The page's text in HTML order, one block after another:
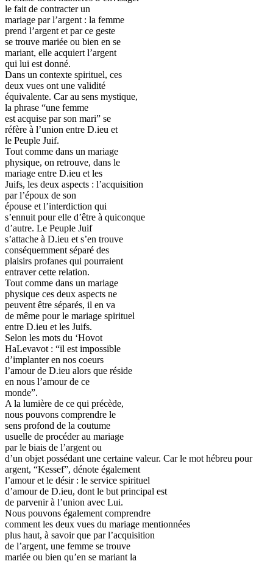
le fait de contracter un
mariage par l’argent : la femme
prend l’argent et par ce geste
se trouve mariée ou bien en se
mariant, elle acquiert l’argent
qui lui est donné.
Dans un contexte spirituel, ces
deux vues ont une validité
équivalente. Car au sens mystique,
la phrase “une femme
est acquise par son mari” se
réfère à l’union entre D.ieu et
le Peuple Juif.
Tout comme dans un mariage
physique, on retrouve, dans le
mariage entre D.ieu et les
Juifs, les deux aspects : l’acquisition
par l’époux de son
épouse et l’interdiction qui
s’ennuit pour elle d’être à quiconque
d’autre. Le Peuple Juif
s’attache à D.ieu et s’en trouve
conséquemment séparé des
plaisirs profanes qui pourraient
entraver cette relation.
Tout comme dans un mariage
physique ces deux aspects ne
peuvent être séparés, il en va
de même pour le mariage spirituel
entre D.ieu et les Juifs.
Selon les mots du ‘Hovot
HaLevavot : “il est impossible
d’implanter en nos coeurs
l’amour de D.ieu alors que réside
en nous l’amour de ce
monde”.
A la lumière de ce qui précède,
nous pouvons comprendre le
sens profond de la coutume
usuelle de procéder au mariage
par le biais de l’argent ou
d’un objet possédant une certaine valeur. Car le mot hébreu pour
argent, “Kessef”, dénote également
l’amour et le désir : le service spirituel
d’amour de D.ieu, dont le but principal est
de parvenir à l’union avec Lui.
Nous pouvons également comprendre
comment les deux vues du mariage mentionnées
plus haut, à savoir que par l’acquisition
de l’argent, une femme se trouve
mariée ou bien qu’en se mariant la